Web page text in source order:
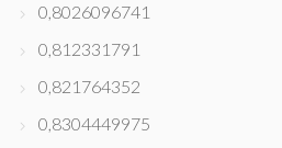
0,8026096741
0,812331791
0,821764352
0,8304449975